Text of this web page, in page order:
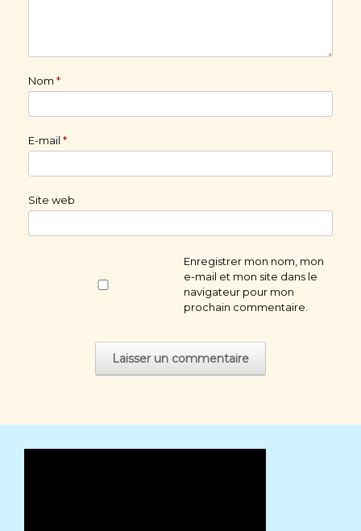
Nom *
E-mail *
Site web
Enregistrer mon nom, mon
e-mail et mon site dans le
navigateur pour mon
prochain commentaire.